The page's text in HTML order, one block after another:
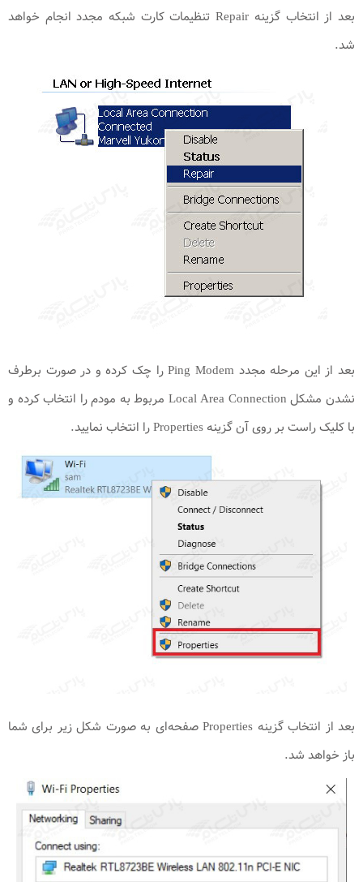
بعد از انتخاب گزینه Repair تنظیمات کارت شبکه مجدد انجام خواهد
شد.
بعد از این مرحله مجدد Ping Modem را چک کرده و در صورت برطرف
نشدن مشکل Local Area Connection مربوط به مودم را انتخاب کرده و
با کلیک راست بر روی آن گزینه Properties را انتخاب نمایید.
بعد از انتخاب گزینه Properties صفحه‌ای به صورت شکل زیر برای شما
باز خواهد شد.